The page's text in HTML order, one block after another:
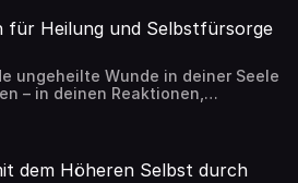
Folge 205 Kraftvolle
Selbstwertgefühl Die
sind wie […]
für Heilung und Selbstfürsorge
ungeheilte Wunde in deiner Seele
– in deinen Reaktionen,
Entscheidungen. Der Weg
nicht um diese Wunden herum,
für Heilung und
dem Höheren Selbst durch